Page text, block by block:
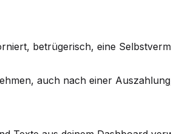
betrügerisch, eine
auch nach einer